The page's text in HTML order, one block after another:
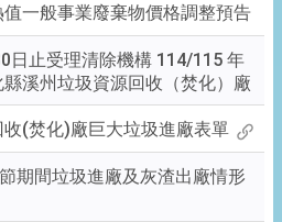
一般事業廢棄物價格調整預告
日止受理清除機構 114/115 年
溪州垃圾資源回收（焚化）廠
(焚化)廠巨大垃圾進廠表單
期間垃圾進廠及灰渣出廠情形